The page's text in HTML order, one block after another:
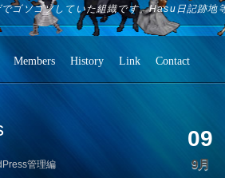
ゴソゴソしていた組織です。Hasu日記跡地
Members History Link Contact
09
9月
管理編